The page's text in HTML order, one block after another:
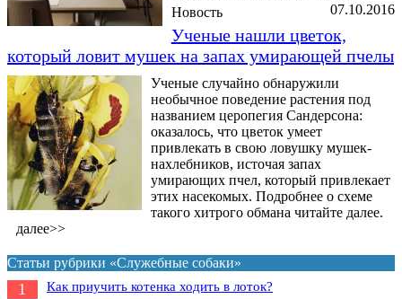
07.10.2016
Новость
Ученые нашли цветок,
который ловит мушек на запах умирающей пчелы
Ученые случайно обнаружили
необычное поведение растения под
названием церопегия Сандерсона:
оказалось, что цветок умеет
привлекать в свою ловушку мушек-
нахлебников, источая запах
умирающих пчел, который привлекает
этих насекомых. Подробнее о схеме
такого хитрого обмана читайте далее.
далее>>
Статьи рубрики «Служебные собаки»
1 Как приучить котенка ходить в лоток?